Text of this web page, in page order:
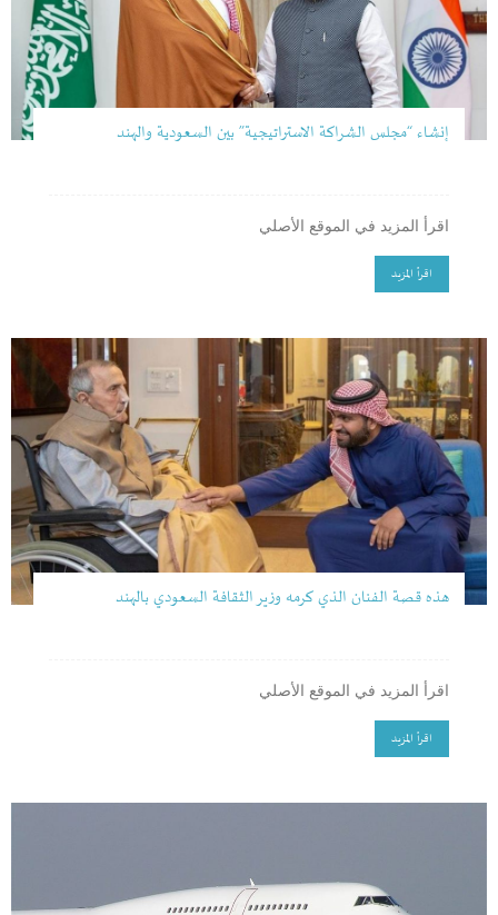
إنشاء “مجلس الشراكة الاستراتيجية” بين السعودية والهند
اقرأ المزيد في الموقع الأصلي
اقرأ المزيد
هذه قصة الفنان الذي كرمه وزير الثقافة السعودي بالهند
اقرأ المزيد في الموقع الأصلي
اقرأ المزيد